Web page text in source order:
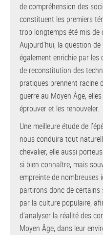
de compréhension des
constituent les premiers
trop longtemps été mis de
Aujourd’hui, la question
également enrichie par les
de reconstitution des
pratiques prennent racine
guerre au Moyen Âge,
éprouver et les renouveler.
Une meilleure étude de
nous conduira tout
chevalier, elle aussi
si bien connaître, mais
empreinte de nombreuses
partirons donc de
par la culture populaire,
d’analyser la réalité des
Moyen Âge, dans leur